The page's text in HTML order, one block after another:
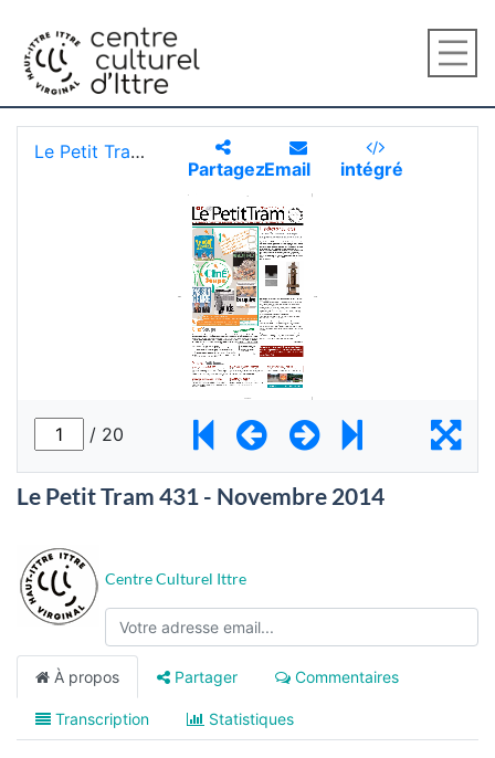
Le Petit Tram 431 - Novembre 2014
Centre Culturel Ittre
À propos Partager Commentaires
Transcription Statistiques